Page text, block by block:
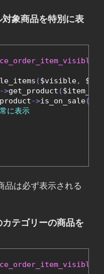
象商品を特別に表
($visible,
->get_product ($item_id
->is_on_sale())
に表示
品は必ず表示される
テゴリーの商品を